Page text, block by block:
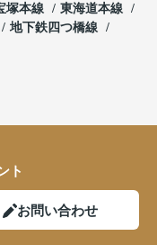
塚本線
東海道本線
地下鉄四つ橋線
ト
お問い合わせ